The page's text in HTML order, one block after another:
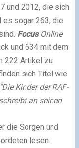
und 2012, die sich
es sogar 263, die
FocusOnline
und 634 mit dem
222 Artikel zu
sich Titel wie
"Die Kinder der RAF-
an seinen
die Sorgen und
lesen